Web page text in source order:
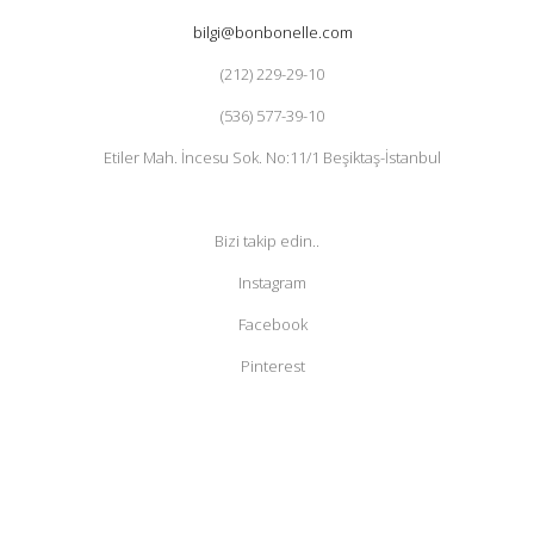
bilgi@bonbonelle.com
(212) 229-29-10
(536) 577-39-10
Etiler Mah. İncesu Sok. No:11/1 Beşiktaş-İstanbul
Bizi takip edin..
Instagram
Facebook
Pinterest